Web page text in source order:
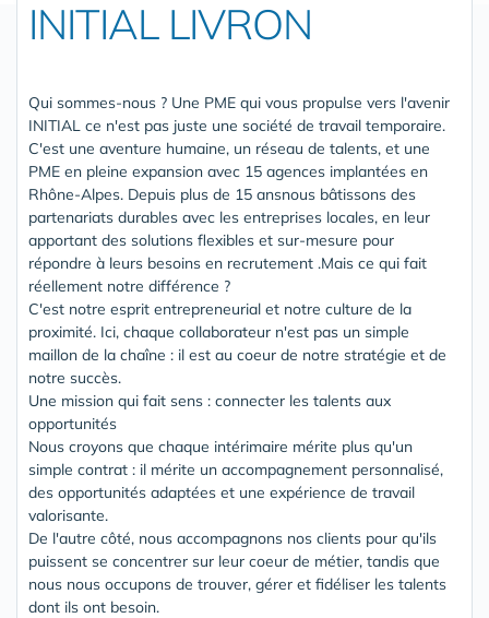
INITIAL LIVRON
Qui sommes-nous ? Une PME qui vous propulse vers l'avenir
INITIAL ce n'est pas juste une société de travail temporaire.
C'est une aventure humaine, un réseau de talents, et une
PME en pleine expansion avec 15 agences implantées en
Rhône-Alpes. Depuis plus de 15 ansnous bâtissons des
partenariats durables avec les entreprises locales, en leur
apportant des solutions flexibles et sur-mesure pour
répondre à leurs besoins en recrutement .Mais ce qui fait
réellement notre différence ?
C'est notre esprit entrepreneurial et notre culture de la
proximité. Ici, chaque collaborateur n'est pas un simple
maillon de la chaîne : il est au coeur de notre stratégie et de
notre succès.
Une mission qui fait sens : connecter les talents aux
opportunités
Nous croyons que chaque intérimaire mérite plus qu'un
simple contrat : il mérite un accompagnement personnalisé,
des opportunités adaptées et une expérience de travail
valorisante.
De l'autre côté, nous accompagnons nos clients pour qu'ils
puissent se concentrer sur leur coeur de métier, tandis que
nous nous occupons de trouver, gérer et fidéliser les talents
dont ils ont besoin.